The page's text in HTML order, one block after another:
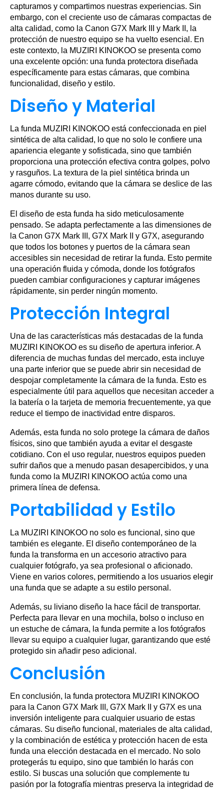
capturamos y compartimos nuestras experiencias. Sin
embargo, con el creciente uso de cámaras compactas de
alta calidad, como la Canon G7X Mark III y Mark II, la
protección de nuestro equipo se ha vuelto esencial. En
este contexto, la MUZIRI KINOKOO se presenta como
una excelente opción: una funda protectora diseñada
específicamente para estas cámaras, que combina
funcionalidad, diseño y estilo.
Diseño y Material
La funda MUZIRI KINOKOO está confeccionada en piel
sintética de alta calidad, lo que no solo le confiere una
apariencia elegante y sofisticada, sino que también
proporciona una protección efectiva contra golpes, polvo
y rasguños. La textura de la piel sintética brinda un
agarre cómodo, evitando que la cámara se deslice de las
manos durante su uso.
El diseño de esta funda ha sido meticulosamente
pensado. Se adapta perfectamente a las dimensiones de
la Canon G7X Mark III, G7X Mark II y G7X, asegurando
que todos los botones y puertos de la cámara sean
accesibles sin necesidad de retirar la funda. Esto permite
una operación fluida y cómoda, donde los fotógrafos
pueden cambiar configuraciones y capturar imágenes
rápidamente, sin perder ningún momento.
Protección Integral
Una de las características más destacadas de la funda
MUZIRI KINOKOO es su diseño de apertura inferior. A
diferencia de muchas fundas del mercado, esta incluye
una parte inferior que se puede abrir sin necesidad de
despojar completamente la cámara de la funda. Esto es
especialmente útil para aquellos que necesitan acceder a
la batería o la tarjeta de memoria frecuentemente, ya que
reduce el tiempo de inactividad entre disparos.
Además, esta funda no solo protege la cámara de daños
físicos, sino que también ayuda a evitar el desgaste
cotidiano. Con el uso regular, nuestros equipos pueden
sufrir daños que a menudo pasan desapercibidos, y una
funda como la MUZIRI KINOKOO actúa como una
primera línea de defensa.
Portabilidad y Estilo
La MUZIRI KINOKOO no solo es funcional, sino que
también es elegante. El diseño contemporáneo de la
funda la transforma en un accesorio atractivo para
cualquier fotógrafo, ya sea profesional o aficionado.
Viene en varios colores, permitiendo a los usuarios elegir
una funda que se adapte a su estilo personal.
Además, su liviano diseño la hace fácil de transportar.
Perfecta para llevar en una mochila, bolso o incluso en
un estuche de cámara, la funda permite a los fotógrafos
llevar su equipo a cualquier lugar, garantizando que esté
protegido sin añadir peso adicional.
Conclusión
En conclusión, la funda protectora MUZIRI KINOKOO
para la Canon G7X Mark III, G7X Mark II y G7X es una
inversión inteligente para cualquier usuario de estas
cámaras. Su diseño funcional, materiales de alta calidad,
y la combinación de estética y protección hacen de esta
funda una elección destacada en el mercado. No solo
protegerás tu equipo, sino que también lo harás con
estilo. Si buscas una solución que complemente tu
pasión por la fotografía mientras preserva la integridad de